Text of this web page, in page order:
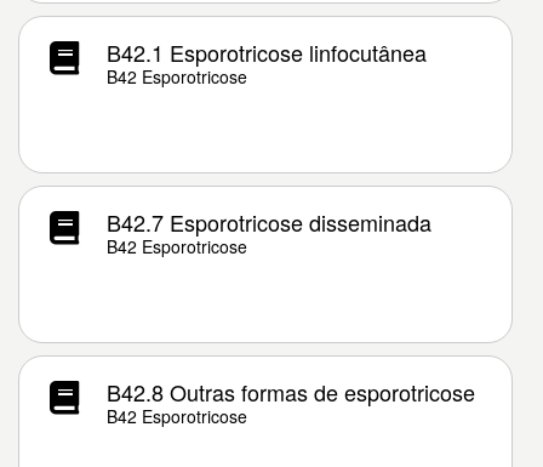
B42.1 Esporotricose linfocutânea
B42 Esporotricose
B42.7 Esporotricose disseminada
B42 Esporotricose
B42.8 Outras formas de esporotricose
B42 Esporotricose